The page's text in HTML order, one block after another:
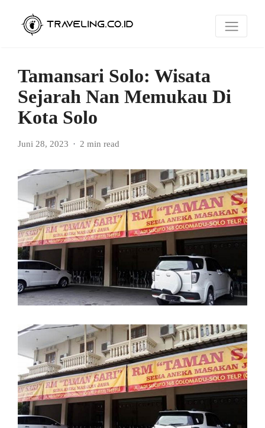
Tamansari Solo: Wisata
Sejarah Nan Memukau Di
Kota Solo
Juni 28, 2023 2 min read